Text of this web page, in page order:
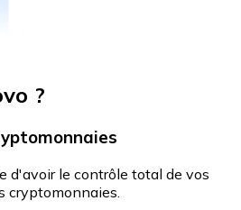
?
d'avoir le contrôle total de vos
cryptomonnaies.